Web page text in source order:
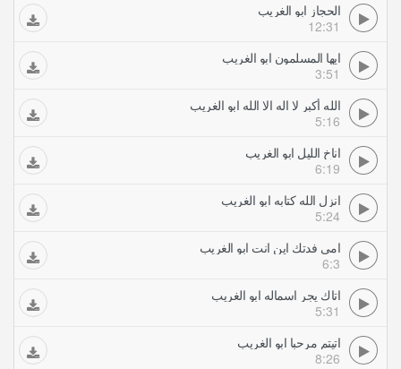
الحجاز ابو الغريب
12:31
ايها المسلمون ابو الغريب
3:51
الله أكبر لا اله الا الله ابو الغريب
5:16
اناخ الليل ابو الغريب
6:19
انزل الله كتابه ابو الغريب
5:24
امي فدتك اين انت ابو الغريب
6:3
اتاك يجر اسماله ابو الغريب
5:31
اتيتم مرحبا ابو الغريب
8:26